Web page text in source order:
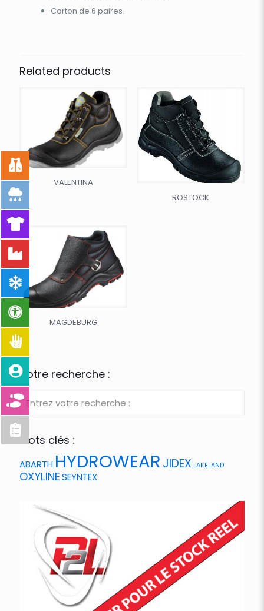
Carton de 6 paires.
Related products
VALENTINA
ROSTOCK
MAGDEBURG
Votre recherche :
Mots clés :
ABARTH HYDROWEAR JIDEX LAKELAND
OXYLINESEYNTEX